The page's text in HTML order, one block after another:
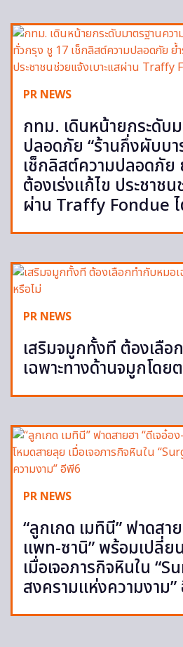
PR NEWS
กทม. เดินหน้ายกระดับ
ปลอดภัย “ร้านกึ่งผับบ
เช็กลิสต์ความปลอดภัย
ต้องเร่งแก้ไข ประชาชน
ผ่าน Traffy Fondue
PR NEWS
เสริมจมูกทั้งที ต้องเลื
เฉพาะทางด้านจมูกโดย
PR NEWS
“ลูกเกด เมทินี” ฟาดสา
แพท-ซานิ” พร้อมเปลี่ย
เมื่อเจอภารกิจหินใน
สงครามแห่งความงาม